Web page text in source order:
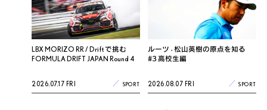
LBX MORIZO RR / Drift で挑む
FORMULA DRIFT JAPAN Round 4
2026.07.17 FRI SPORT
ルーツ - 松山英樹の原点を知る
#3 高校生編
2026.08.07 FRI SPORT